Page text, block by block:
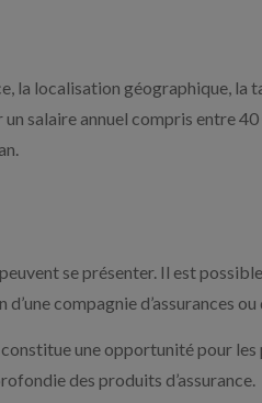
la localisation géographique, la
salaire annuel compris entre
se présenter. Il est possible
compagnie d’assurances ou
une opportunité pour les
des produits d’assurance.